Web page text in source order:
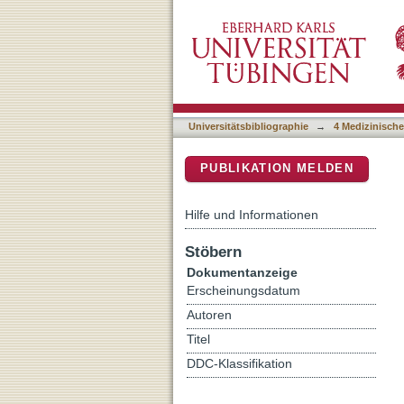
Assessment of T-1, T-1
Universitätsbibliographie → 4
PUBLIKATION MELDEN
Hilfe und Informationen
Stöbern
Dokumentanzeige
Erscheinungsdatum
Autoren
Titel
DDC-Klassifikation